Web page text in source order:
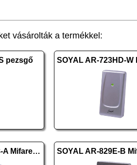
vásárolták a termékkel:
pezsgő
SOYAL AR-721HV3-A Mifare ezüst